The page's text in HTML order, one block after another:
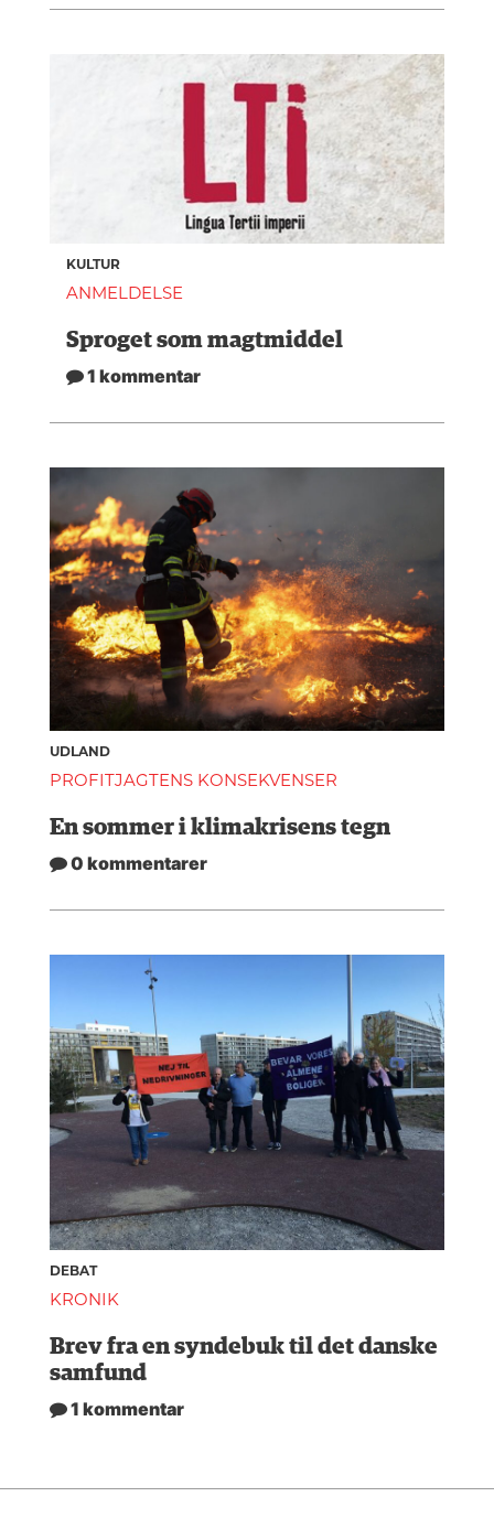
KULTUR
ANMELDELSE
Sproget som magtmiddel
1 kommentar
UDLAND
PROFITJAGTENS KONSEKVENSER
En sommer i klimakrisens tegn
0 kommentarer
DEBAT
KRONIK
Brev fra en syndebuk til det danske
samfund
1 kommentar